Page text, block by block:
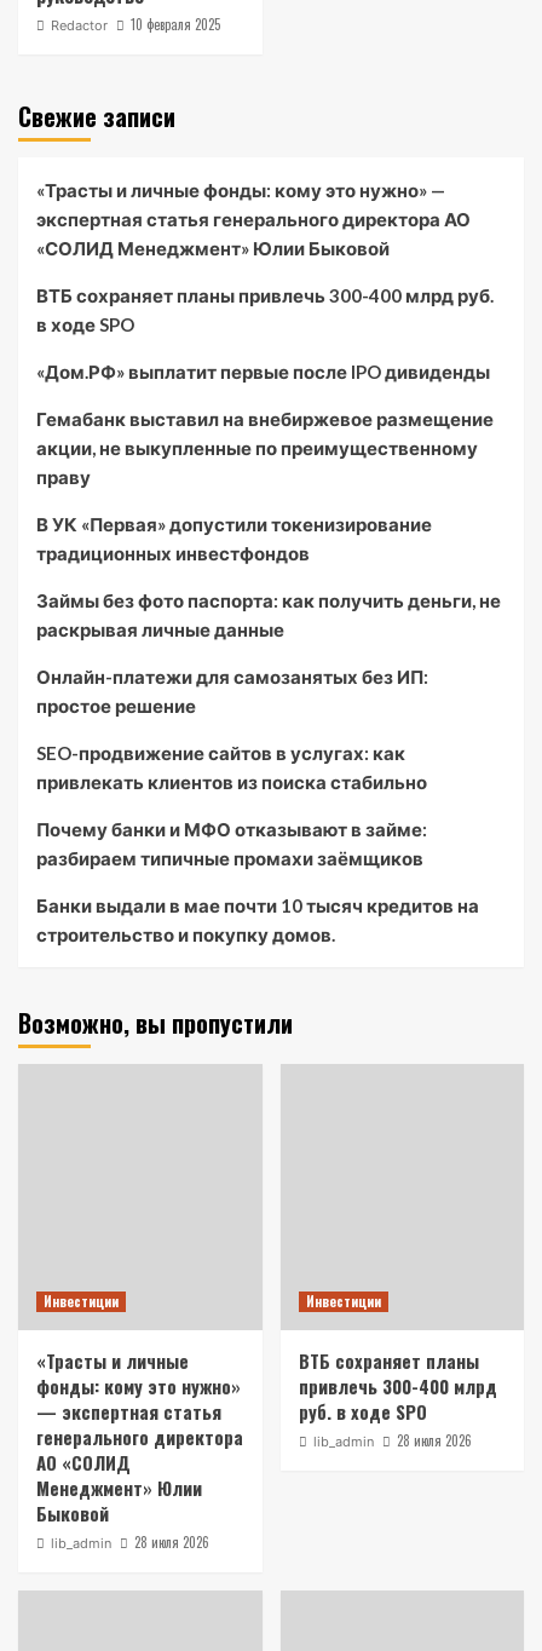
Redactor 10 февраля 2025
Свежие записи
«Трасты и личные фонды: кому это нужно» —
экспертная статья генерального директора АО
«СОЛИД Менеджмент» Юлии Быковой
ВТБ сохраняет планы привлечь 300-400 млрд руб.
в ходе SPO
«Дом.РФ» выплатит первые после IPO дивиденды
Гемабанк выставил на внебиржевое размещение
акции, не выкупленные по преимущественному
праву
В УК «Первая» допустили токенизирование
традиционных инвестфондов
Займы без фото паспорта: как получить деньги, не
раскрывая личные данные
Онлайн-платежи для самозанятых без ИП:
простое решение
SEO-продвижение сайтов в услугах: как
привлекать клиентов из поиска стабильно
Почему банки и МФО отказывают в займе:
разбираем типичные промахи заёмщиков
Банки выдали в мае почти 10 тысяч кредитов на
строительство и покупку домов.
Возможно, вы пропустили
Инвестиции
«Трасты и личные
фонды: кому это нужно»
— экспертная статья
генерального директора
АО «СОЛИД
Менеджмент» Юлии
Быковой
lib_admin 28 июля 2026
Инвестиции
ВТБ сохраняет планы
привлечь 300-400 млрд
руб. в ходе SPO
lib_admin 28 июля 2026